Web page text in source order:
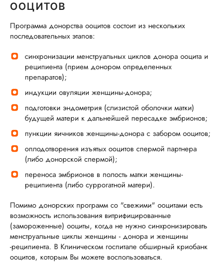
ООЦИТОВ
Программа донорства ооцитов состоит из нескольких
последовательных этапов:
синхронизации менструальных циклов донора ооцита и
реципиента (прием донором определенных
препаратов);
индукции овуляции женщины-донора;
подготовки эндометрия (слизистой оболочки матки)
будущей матери к дальнейшей пересадке эмбрионов;
пункции яичников женщины-донора с забором ооцитов;
оплодотворения изъятых ооцитов спермой партнера
(либо донорской спермой);
переноса эмбрионов в полость матки женщины-
реципиента (либо суррогатной матери).
Помимо донорских программ со "свежими" ооцитами есть
возможность использования витрифицированные
(замороженные) ооциты, когда не нужно синхронизировать
менструальные циклы женщины - донора и женщины
-реципиента. В Клиническом госпитале обширный криобанк
ооцитов, которым Вы можете воспользоваться.